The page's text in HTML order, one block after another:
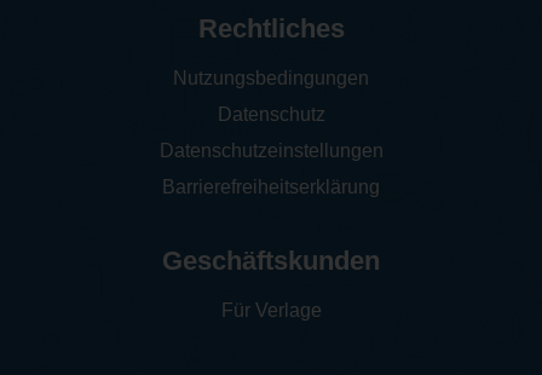
Rechtliches
Nutzungsbedingungen
Datenschutz
Datenschutzeinstellungen
Barrierefreiheitserklärung
Geschäftskunden
Für Verlage